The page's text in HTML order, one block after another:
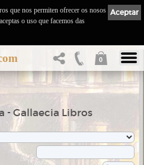
0
- Gallaecia Libros
Aceptar
que nos permiten ofrecer os nosos
o uso que facemos das